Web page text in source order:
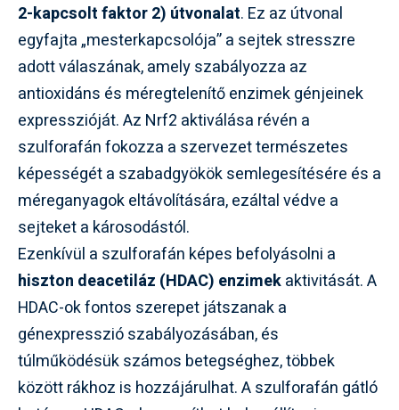
2-kapcsolt faktor 2) útvonalat. Ez az útvonal
egyfajta „mesterkapcsolója” a sejtek stresszre
adott válaszának, amely szabályozza az
antioxidáns és méregtelenítő enzimek génjeinek
expresszióját. Az Nrf2 aktiválása révén a
szulforafán fokozza a szervezet természetes
képességét a szabadgyökök semlegesítésére és a
méreganyagok eltávolítására, ezáltal védve a
sejteket a károsodástól.
Ezenkívül a szulforafán képes befolyásolni a
hiszton deacetiláz (HDAC) enzimekaktivitását. A
HDAC-ok fontos szerepet játszanak a
génexpresszió szabályozásában, és
túlműködésük számos betegséghez, többek
között rákhoz is hozzájárulhat. A szulforafán gátló